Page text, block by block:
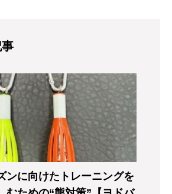
ンに向けたトレーニングを